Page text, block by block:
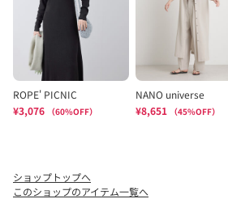
ショップトップへ
このショップのアイテム一覧へ